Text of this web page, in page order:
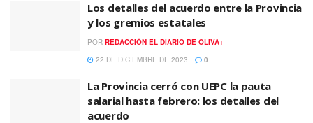
Los detalles del acuerdo entre la Provincia
y los gremios estatales
POR REDACCIÓN EL DIARIO DE OLIVA+
22 DE DICIEMBRE DE 2023
0
La Provincia cerró con UEPC la pauta
salarial hasta febrero: los detalles del
acuerdo